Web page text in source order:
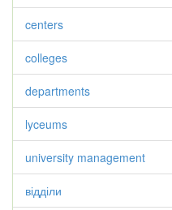
centers
colleges
departments
lyceums
university management
відділи